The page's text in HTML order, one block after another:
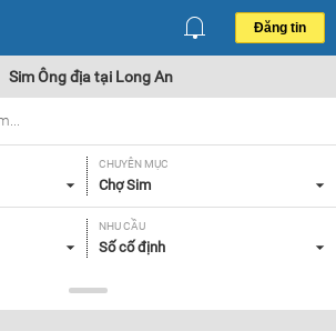
Đăng tin
Sim Ông địa tại Long An
CHUYÊN MỤC
Chợ Sim
NHU CẦU
Số cố định